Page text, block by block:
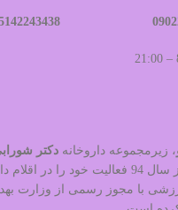
، زیرمجموعه داروخانه دکتر
عنوان وب سایت معتبر از سال 94 فعالیت خود
با مجوز رسمی از وزارت